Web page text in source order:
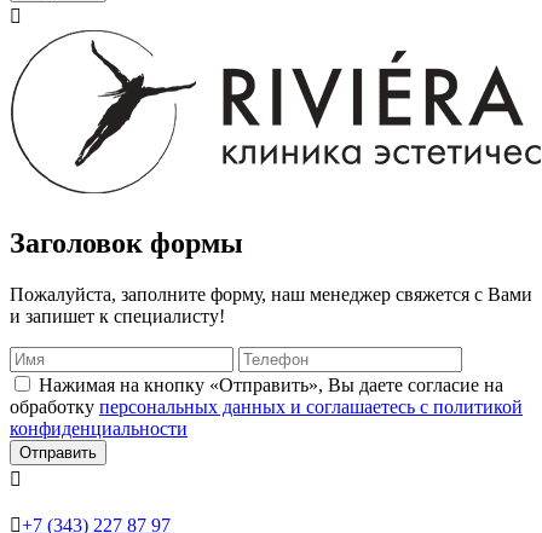

Заголовок формы
Пожалуйста, заполните форму, наш менеджер свяжется с Вами
и запишет к специалисту!
Нажимая на кнопку «Отправить», Вы даете согласие на
обработку персональных данных и соглашаетесь с политикой
конфиденциальности
Отправить

+7 (343) 227 87 97